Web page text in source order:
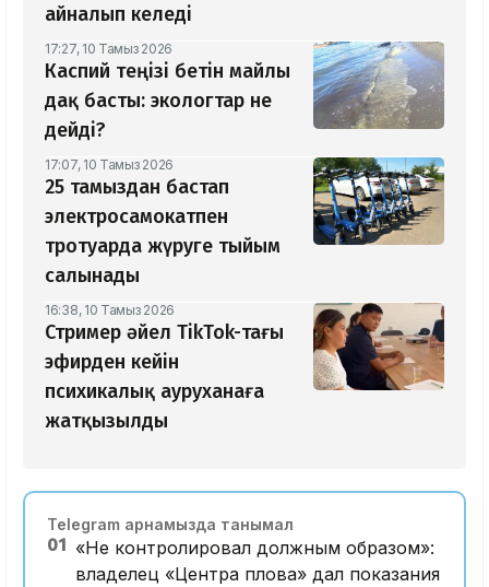
айналып келеді
17:27, 10 Тамыз 2026
Каспий теңізі бетін майлы
дақ басты: экологтар не
дейді?
17:07, 10 Тамыз 2026
25 тамыздан бастап
электросамокатпен
тротуарда жүруге тыйым
салынады
16:38, 10 Тамыз 2026
Стример әйел TikTok-тағы
эфирден кейін
психикалық ауруханаға
жатқызылды
Telegram арнамызда танымал
01 «Не контролировал должным образом»:
владелец «Центра плова» дал показания